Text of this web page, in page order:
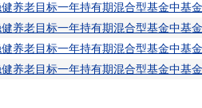
养老目标一年持有期混合型基金中基
养老目标一年持有期混合型基金中基
养老目标一年持有期混合型基金中基
养老目标一年持有期混合型基金中基